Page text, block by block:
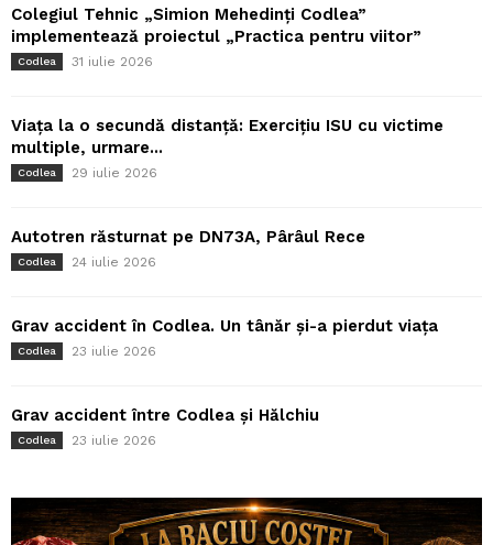
Colegiul Tehnic „Simion Mehedinți Codlea”
implementează proiectul „Practica pentru viitor”
Codlea 31 iulie 2026
Viața la o secundă distanță: Exercițiu ISU cu victime
multiple, urmare...
Codlea 29 iulie 2026
Autotren răsturnat pe DN73A, Pârâul Rece
Codlea 24 iulie 2026
Grav accident în Codlea. Un tânăr și-a pierdut viața
Codlea 23 iulie 2026
Grav accident între Codlea și Hălchiu
Codlea 23 iulie 2026